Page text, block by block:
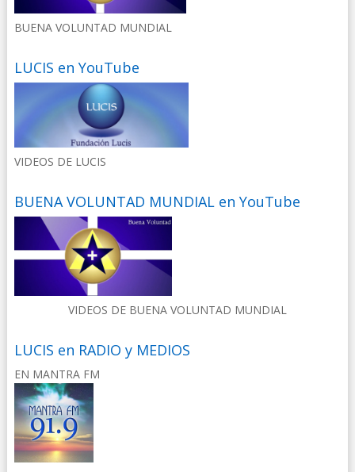
BUENA VOLUNTAD MUNDIAL
LUCIS en YouTube
VIDEOS DE LUCIS
BUENA VOLUNTAD MUNDIAL en YouTube
VIDEOS DE BUENA VOLUNTAD MUNDIAL
LUCIS en RADIO y MEDIOS
EN MANTRA FM